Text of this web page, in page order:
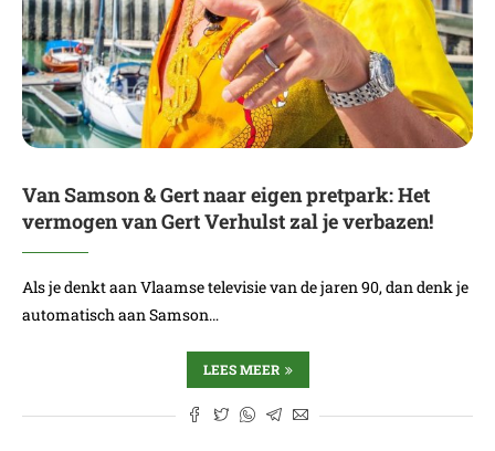
Van Samson & Gert naar eigen pretpark: Het
vermogen van Gert Verhulst zal je verbazen!
Als je denkt aan Vlaamse televisie van de jaren 90, dan denk je
automatisch aan Samson…
LEES MEER